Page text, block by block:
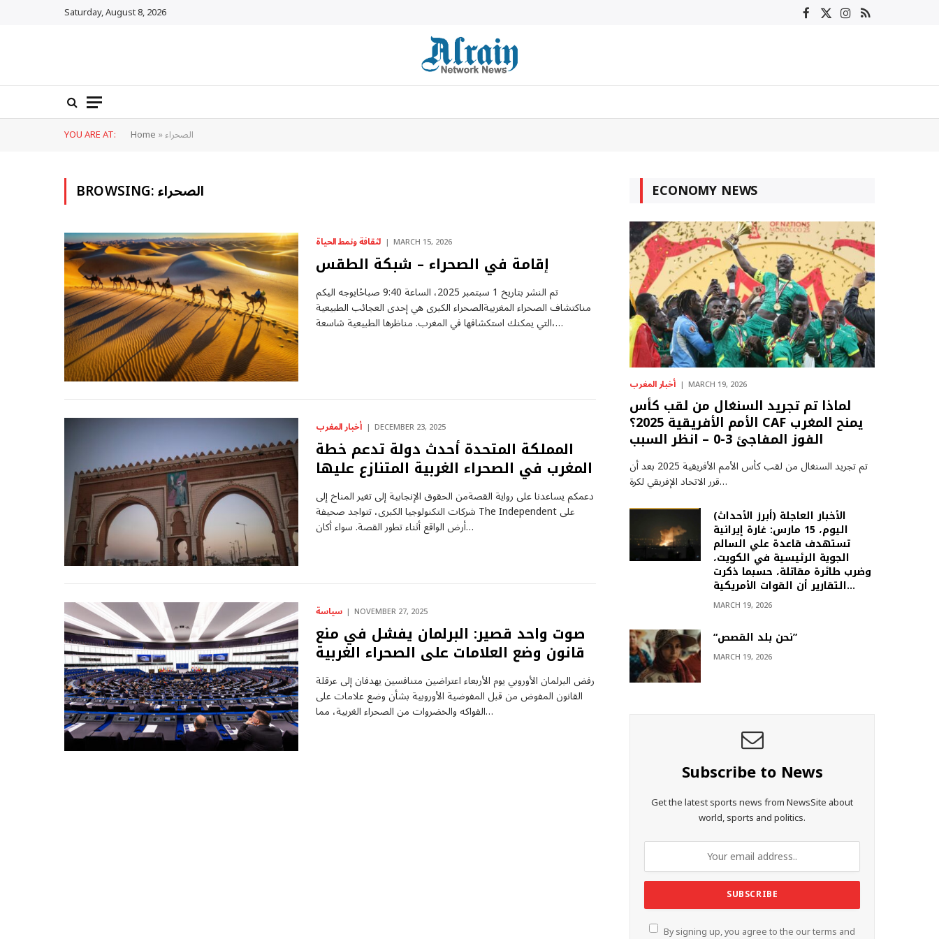
Saturday, August 8, 2026 Facebook
X Instagram
RSS
YOU ARE AT: Home»الصحراء
BROWSING:الصحراء
لثقافة ونمط الحياة MARCH 15, 2026
إقامة في الصحراء – شبكة الطقس
تم النشر بتاريخ 1 سبتمبر 2025، الساعة 9:40 صباحًايوجه اليكم
مناكتشاف الصحراء المغربيةالصحراء الكبرى هي إحدى العجائب الطبيعية
التي يمكنك استكشافها في المغرب. مناظرها الطبيعية شاسعة،…
أخبار المغرب DECEMBER 23, 2025
المملكة المتحدة أحدث دولة تدعم خطة
المغرب في الصحراء الغربية المتنازع عليها
دعمكم يساعدنا على رواية القصةمن الحقوق الإنجابية إلى تغير المناخ إلى
شركات التكنولوجيا الكبرى، تتواجد صحيفة The Independent على
أرض الواقع أثناء تطور القصة. سواء أكان…
سياسة NOVEMBER 27, 2025
صوت واحد قصير: البرلمان يفشل في منع
قانون وضع العلامات على الصحراء الغربية
رفض البرلمان الأوروبي يوم الأربعاء اعتراضين متنافسين يهدفان إلى عرقلة
القانون المفوض من قبل المفوضية الأوروبية بشأن وضع علامات على
الفواكه والخضروات من الصحراء الغربية، مما…
ECONOMY NEWS
أخبار المغرب MARCH 19, 2026
لماذا تم تجريد السنغال من لقب كأس
الأمم الأفريقية 2025؟ CAF يمنح المغرب
الفوز المفاجئ 3-0 – انظر السبب
تم تجريد السنغال من لقب كأس الأمم الأفريقية 2025 بعد أن
قرر الاتحاد الإفريقي لكرة…
(أبرز الأحداث) الأخبار العاجلة
اليوم، 15 مارس: غارة إيرانية
تستهدف قاعدة علي السالم
الجوية الرئيسية في الكويت،
وضرب طائرة مقاتلة، حسبما ذكرت
التقارير أن القوات الأمريكية…
MARCH 19, 2026
“نحن بلد القصص”
MARCH 19, 2026
Subscribe to News
Get the latest sports news from NewsSite about
world, sports and politics.
By signing up, you agree to the our terms and